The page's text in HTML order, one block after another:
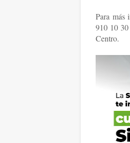
Para más
910 10
Centro.